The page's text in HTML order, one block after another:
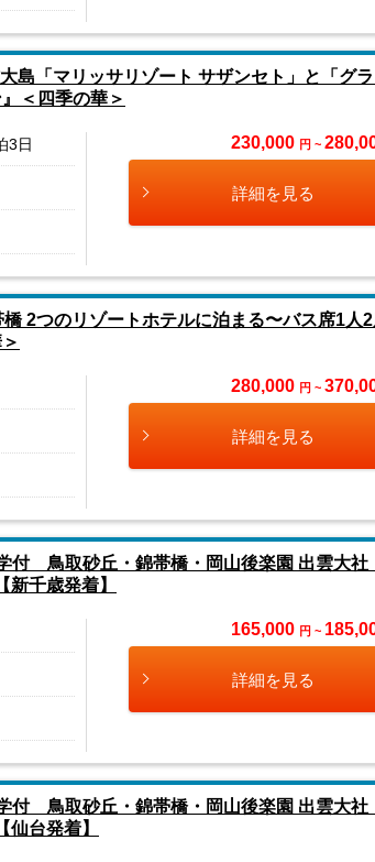
島「マリッサリゾート サザンセト」と「グ
＜四季の華＞
3日 230,000 円 ~
詳細を見る
2つのリゾートホテルに泊まる〜バス席1人2
280,000 円 ~
詳細を見る
付 鳥取砂丘・錦帯橋・岡山後楽園 出雲大社
千歳発着】
165,000 円 ~
詳細を見る
付 鳥取砂丘・錦帯橋・岡山後楽園 出雲大社
台発着】